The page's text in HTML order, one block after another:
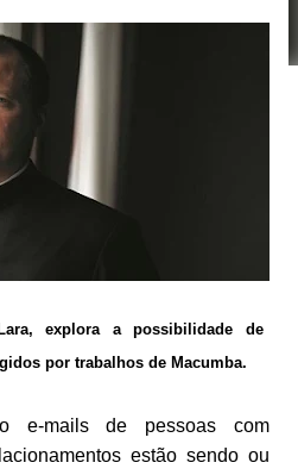
explora a possibilidade de
por trabalhos de Macumba.
e-mails de pessoas com
estão sendo ou